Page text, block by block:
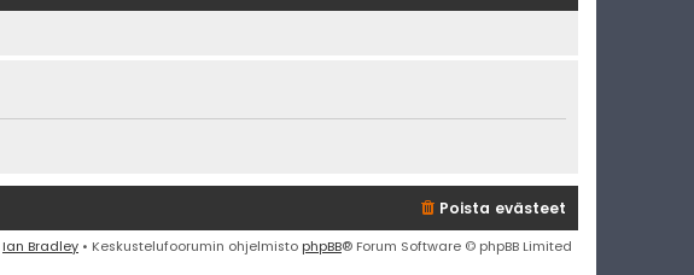
Poista evästeet
Ian Bradley • Keskustelufoorumin ohjelmisto phpBB® Forum Software © phpBB Limited